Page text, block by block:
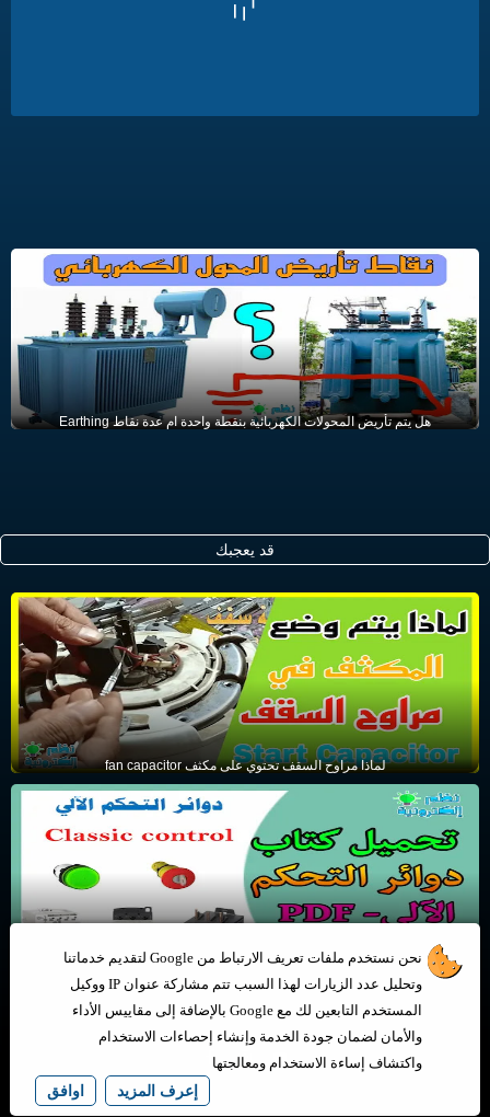
هل يتم تأريض المحولات الكهربائية بنقطة واحدة ام عدة نقاط Earthing
قد يعجبك
لماذا مراوح السقف تحتوي على مكثف fan capacitor
تحميل كتاب تعلم دوائر التحكم الألي للمبتدئين PDF الجزء الثاني
جميع الحقوق محفوظة لـ ©نظم إلكترونية
نحن نستخدم ملفات تعريف الارتباط من Google لتقديم خدماتنا
وتحليل عدد الزيارات لهذا السبب تتم مشاركة عنوان IP ووكيل
المستخدم التابعين لك مع Google بالإضافة إلى مقاييس الأداء
والأمان لضمان جودة الخدمة وإنشاء إحصاءات الاستخدام
واكتشاف إساءة الاستخدام ومعالجتها
إعرف المزيد اوافق